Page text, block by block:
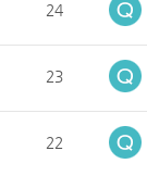
24
23
22